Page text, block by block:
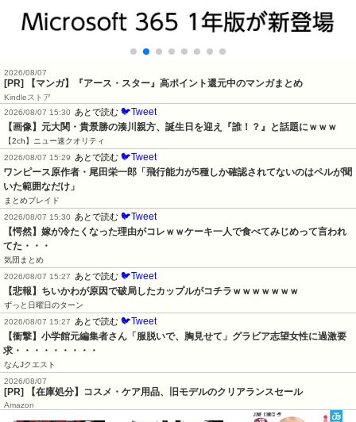
2026/08/07
[PR] 【マンガ】『アース・スター』高ポイント還元中のマンガまとめ
Kindleストア
2026/08/07 15:30 あとで読む 🐦Tweet
【画像】元大関・貴景勝の湊川親方、誕生日を迎え『誰！？』と話題にｗｗｗ
【2ch】ニュー速クオリティ
2026/08/07 15:29 あとで読む 🐦Tweet
ワンピース原作者・尾田栄一郎「飛行能力が5種しか確認されてないのはペルが聞
いた範囲なだけ」
まとめブレイド
2026/08/07 15:30 あとで読む 🐦Tweet
【愕然】嫁が冷たくなった理由がコレｗｗケーキ一人で食べてみじめって言われ
てた・・・
気団まとめ
2026/08/07 15:27 あとで読む 🐦Tweet
【悲報】ちいかわが原因で破局したカップルがコチラｗｗｗｗｗｗｗ
ずっと日曜日のターン
2026/08/07 15:27 あとで読む 🐦Tweet
【衝撃】小学館元編集者さん「服脱いで、胸見せて」グラビア志望女性に過激要
求・・・・・・・・・
なんJクエスト
2026/08/07
[PR] 【在庫処分】コスメ・ケア用品、旧モデルのクリアランスセール
Amazon